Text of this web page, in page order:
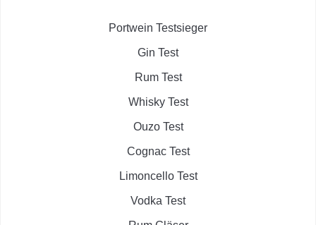
Portwein Testsieger
Gin Test
Rum Test
Whisky Test
Ouzo Test
Cognac Test
Limoncello Test
Vodka Test